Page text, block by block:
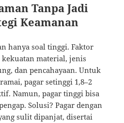
Tanpa Jadi
Keamanan
hanya soal tinggi. Faktor
material, jenis
dan pencahayaan. Untuk
pagar setinggi 1,8–2
Namun, pagar tinggi bisa
Solusi? Pagar dengan
sulit dipanjat, disertai